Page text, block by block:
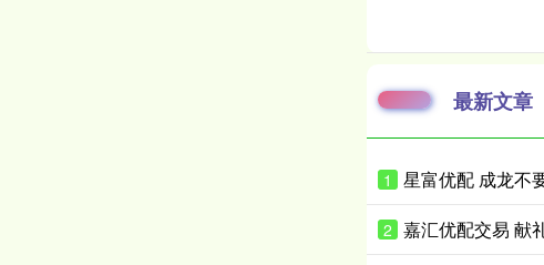
最新文章
1
2